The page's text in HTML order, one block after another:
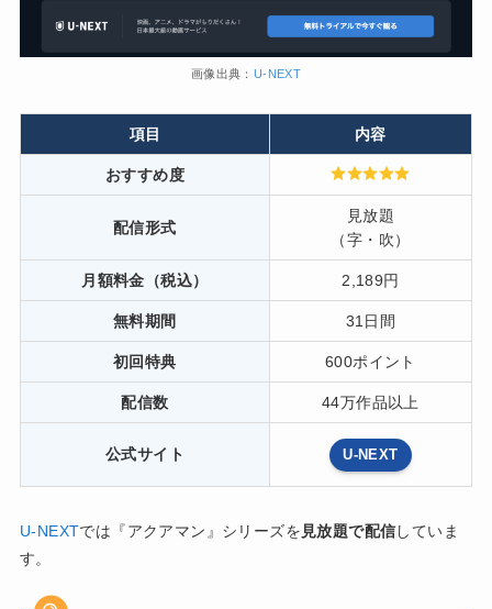
画像出典： U-NEXT
項目 内容
おすすめ度
配信形式
見放題
（字・吹）
月額料金（税込） 2,189円
無料期間 31日間
初回特典 600ポイント
配信数 44万作品以上
公式サイト U-NEXT
U-NEXTでは『アクアマン』シリーズを見放題で配信していま
す。